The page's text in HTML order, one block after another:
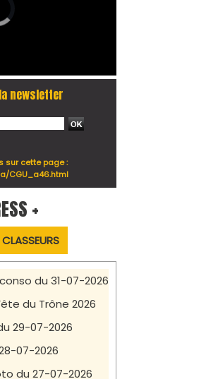
newsletter
sur cette page :
CGU_a46.html
+
CLASSEURS
du 31-07-2026
du Trône 2026
29-07-2026
07-2026
du 27-07-2026